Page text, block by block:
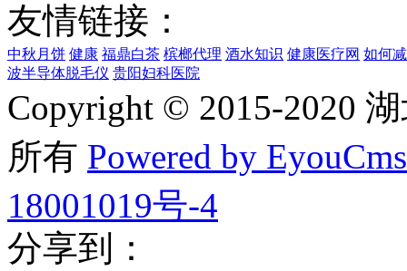
友情链接：
中秋月饼 健康 福鼎白茶 槟榔代理 酒水知识 健康医疗网 如何
波半导体脱毛仪 贵阳妇科医院
Copyright © 2015-2020
所有 Powered by EyouCms
18001019号-4
分享到：